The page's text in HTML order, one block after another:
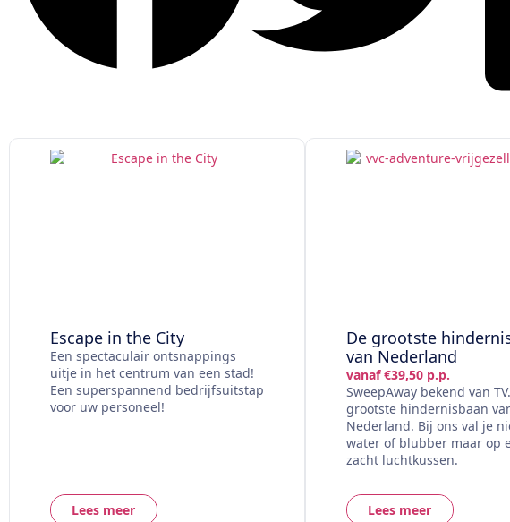
Escape in the City
Een spectaculair ontsnappings
uitje in het centrum van een stad!
Een superspannend bedrijfsuitstap
voor uw personeel!
Lees meer
De grootste
van Nederland
vanaf €39,50 p.p.
SweepAway bekend van
grootste hindernisbaan
Nederland. Bij ons val je
water of blubber maar op
zacht luchtkussen.
Lees meer